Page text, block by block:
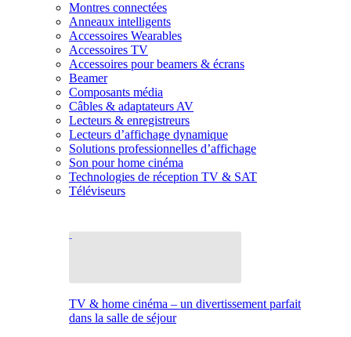
Montres connectées
Anneaux intelligents
Accessoires Wearables
Accessoires TV
Accessoires pour beamers & écrans
Beamer
Composants média
Câbles & adaptateurs AV
Lecteurs & enregistreurs
Lecteurs d’affichage dynamique
Solutions professionnelles d’affichage
Son pour home cinéma
Technologies de réception TV & SAT
Téléviseurs
TV & home cinéma – un divertissement parfait
dans la salle de séjour